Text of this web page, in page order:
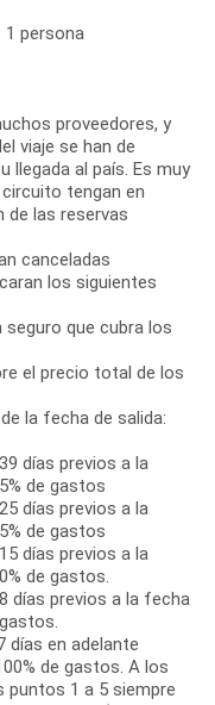
persona
proveedores, y
viaje se han de
llegada al país. Es muy
tengan en
de las reservas
canceladas
los siguientes
que cubra los
el precio total de los
la fecha de salida:
días previos a la
de gastos
días previos a la
de gastos
días previos a la
de gastos.
días previos a la fecha
días en adelante
de gastos. A los
1 a 5 siempre